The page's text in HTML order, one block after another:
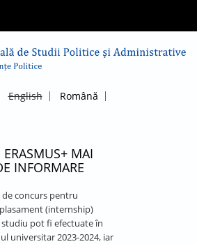
English Română
MAI
INFORMARE
de concurs pentru
(internship)
pot fi efectuate în
universitar 2023-2024, iar